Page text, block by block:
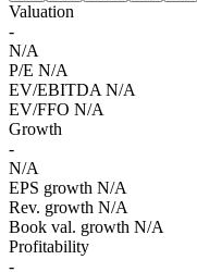
Valuation
-
N/A
P/E N/A
EV/EBITDA N/A
EV/FFO N/A
Growth
-
N/A
EPS growth N/A
Rev. growth N/A
Book val. growth N/A
Profitability
-